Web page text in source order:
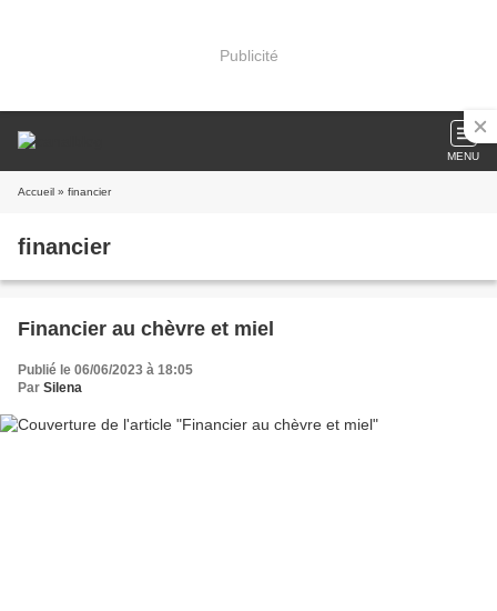
Publicité
MENU
Accueil » financier
financier
Financier au chèvre et miel
Publié le 06/06/2023 à 18:05
Par Silena